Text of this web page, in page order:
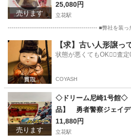
売ります
商品】
25,080円
立花駅
---------------------------------------------- ■弊社を装っ
兵庫 尼崎市 立花駅 フィギュア
【求】古い人形譲っ
状態が悪くてもOK🙆‍♀️査定
COYASH
売ります
◇ドリーム尼崎1号館◇
品】 勇者警察ジェイデ
ファイヤー
11,880円
立花駅